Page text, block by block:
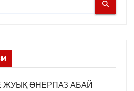
ЖУЫҚ ӨНЕРПАЗ АБАЙ